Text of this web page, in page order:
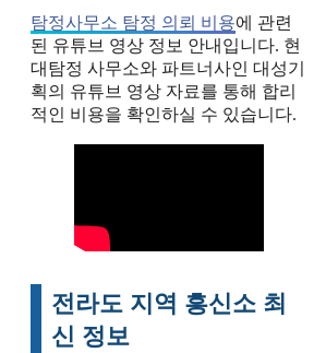
탐정사무소 탐정 의뢰 비용에 관련
된 유튜브 영상 정보 안내입니다. 현
대탐정 사무소와 파트너사인 대성기
획의 유튜브 영상 자료를 통해 합리
적인 비용을 확인하실 수 있습니다.
전라도 지역 흥신소 최
신 정보